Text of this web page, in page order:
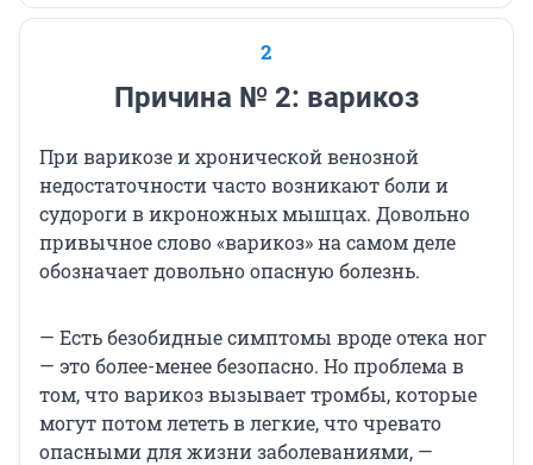
2
Причина № 2: варикоз
При варикозе и хронической венозной
недостаточности часто возникают боли и
судороги в икроножных мышцах. Довольно
привычное слово «варикоз» на самом деле
обозначает довольно опасную болезнь.
— Есть безобидные симптомы вроде отека ног
— это более-менее безопасно. Но проблема в
том, что варикоз вызывает тромбы, которые
могут потом лететь в легкие, что чревато
опасными для жизни заболеваниями, —